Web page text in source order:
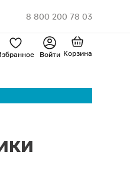
8 800 200 78 03
Войти Корзина